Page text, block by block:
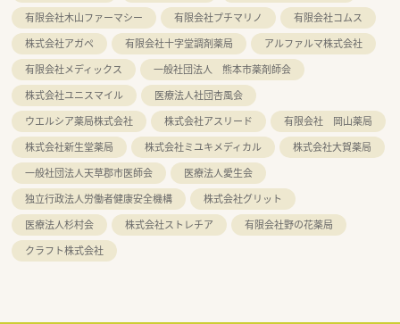
有限会社木山ファーマシー
有限会社プチマリノ
有限会社コムス
株式会社アガペ
有限会社十字堂調剤薬局
アルファルマ株式会社
有限会社メディックス
一般社団法人 熊本市薬剤師会
株式会社ユニスマイル
医療法人社団杏風会
ウエルシア薬局株式会社
株式会社アスリード
有限会社 岡山薬局
株式会社新生堂薬局
株式会社ミユキメディカル
株式会社大賀薬局
一般社団法人天草郡市医師会
医療法人愛生会
独立行政法人労働者健康安全機構
株式会社グリット
医療法人杉村会
株式会社ストレチア
有限会社野の花薬局
クラフト株式会社